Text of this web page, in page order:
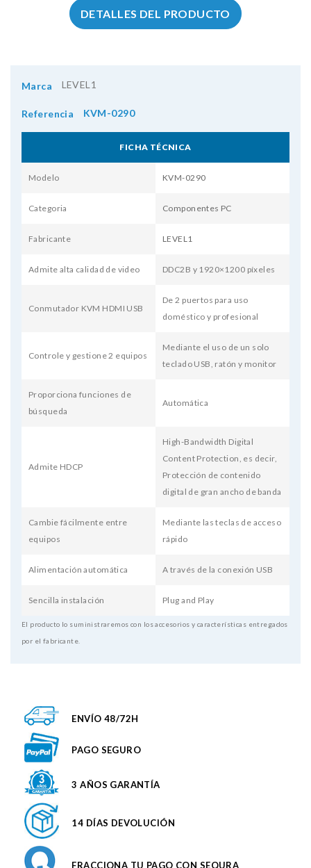
DETALLES DEL PRODUCTO
Marca LEVEL1
Referencia KVM-0290
FICHA TÉCNICA
Modelo KVM-0290
Categoria Componentes PC
Fabricante LEVEL1
Admite alta calidad de video DDC2B y 1920×1200 píxeles
Conmutador KVM HDMI USB
De 2 puertos para uso
doméstico y profesional
Controle y gestione 2 equipos
Mediante el uso de un solo
teclado USB, ratón y monitor
Proporciona funciones de
búsqueda
Automática
Admite HDCP
High-Bandwidth Digital
Content Protection, es decir,
Protección de contenido
digital de gran ancho de banda
Cambie fácilmente entre
equipos
Mediante las teclas de acceso
rápido
Alimentación automática A través de la conexión USB
Sencilla instalación Plug and Play
El producto lo suministraremos con los accesorios y características entregados
por el fabricante.
ENVÍO 48/72H
PAGO SEGURO
3 AÑOS GARANTÍA
14 DÍAS DEVOLUCIÓN
FRACCIONA TU PAGO CON SEQURA